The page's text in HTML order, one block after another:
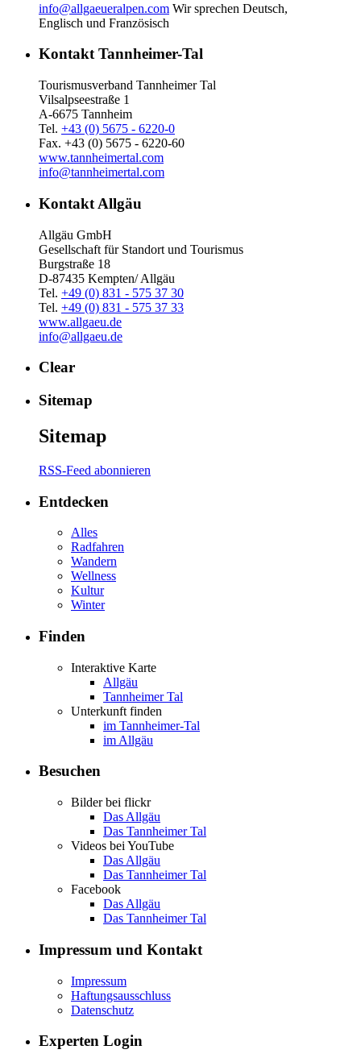
info@allgaeueralpen.com Wir sprechen Deutsch,
Englisch und Französisch
Kontakt Tannheimer-Tal
Tourismusverband Tannheimer Tal
Vilsalpseestraße 1
A-6675 Tannheim
Tel. +43 (0) 5675 - 6220-0
Fax. +43 (0) 5675 - 6220-60
www.tannheimertal.com
info@tannheimertal.com
Kontakt Allgäu
Allgäu GmbH
Gesellschaft für Standort und Tourismus
Burgstraße 18
D-87435 Kempten/ Allgäu
Tel. +49 (0) 831 - 575 37 30
Tel. +49 (0) 831 - 575 37 33
www.allgaeu.de
info@allgaeu.de
Clear
Sitemap
Sitemap
RSS-Feed abonnieren
Entdecken
Alles
Radfahren
Wandern
Wellness
Kultur
Winter
Finden
Interaktive Karte
Allgäu
Tannheimer Tal
Unterkunft finden
im Tannheimer-Tal
im Allgäu
Besuchen
Bilder bei flickr
Das Allgäu
Das Tannheimer Tal
Videos bei YouTube
Das Allgäu
Das Tannheimer Tal
Facebook
Das Allgäu
Das Tannheimer Tal
Impressum und Kontakt
Impressum
Haftungsausschluss
Datenschutz
Experten Login